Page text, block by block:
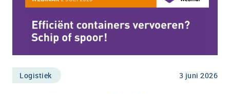
Logistiek 3 juni 2026